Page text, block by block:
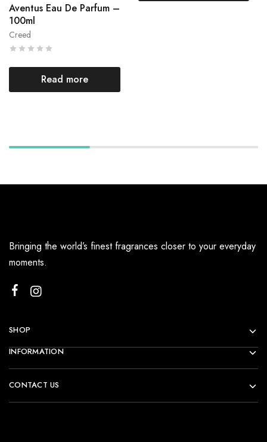
Creed
Aventus Eau De Parfum –
100ml
Read more
Bringing the world’s finest fragrances closer to your everyday
moments.
SHOP
INFORMATION
CONTACT US